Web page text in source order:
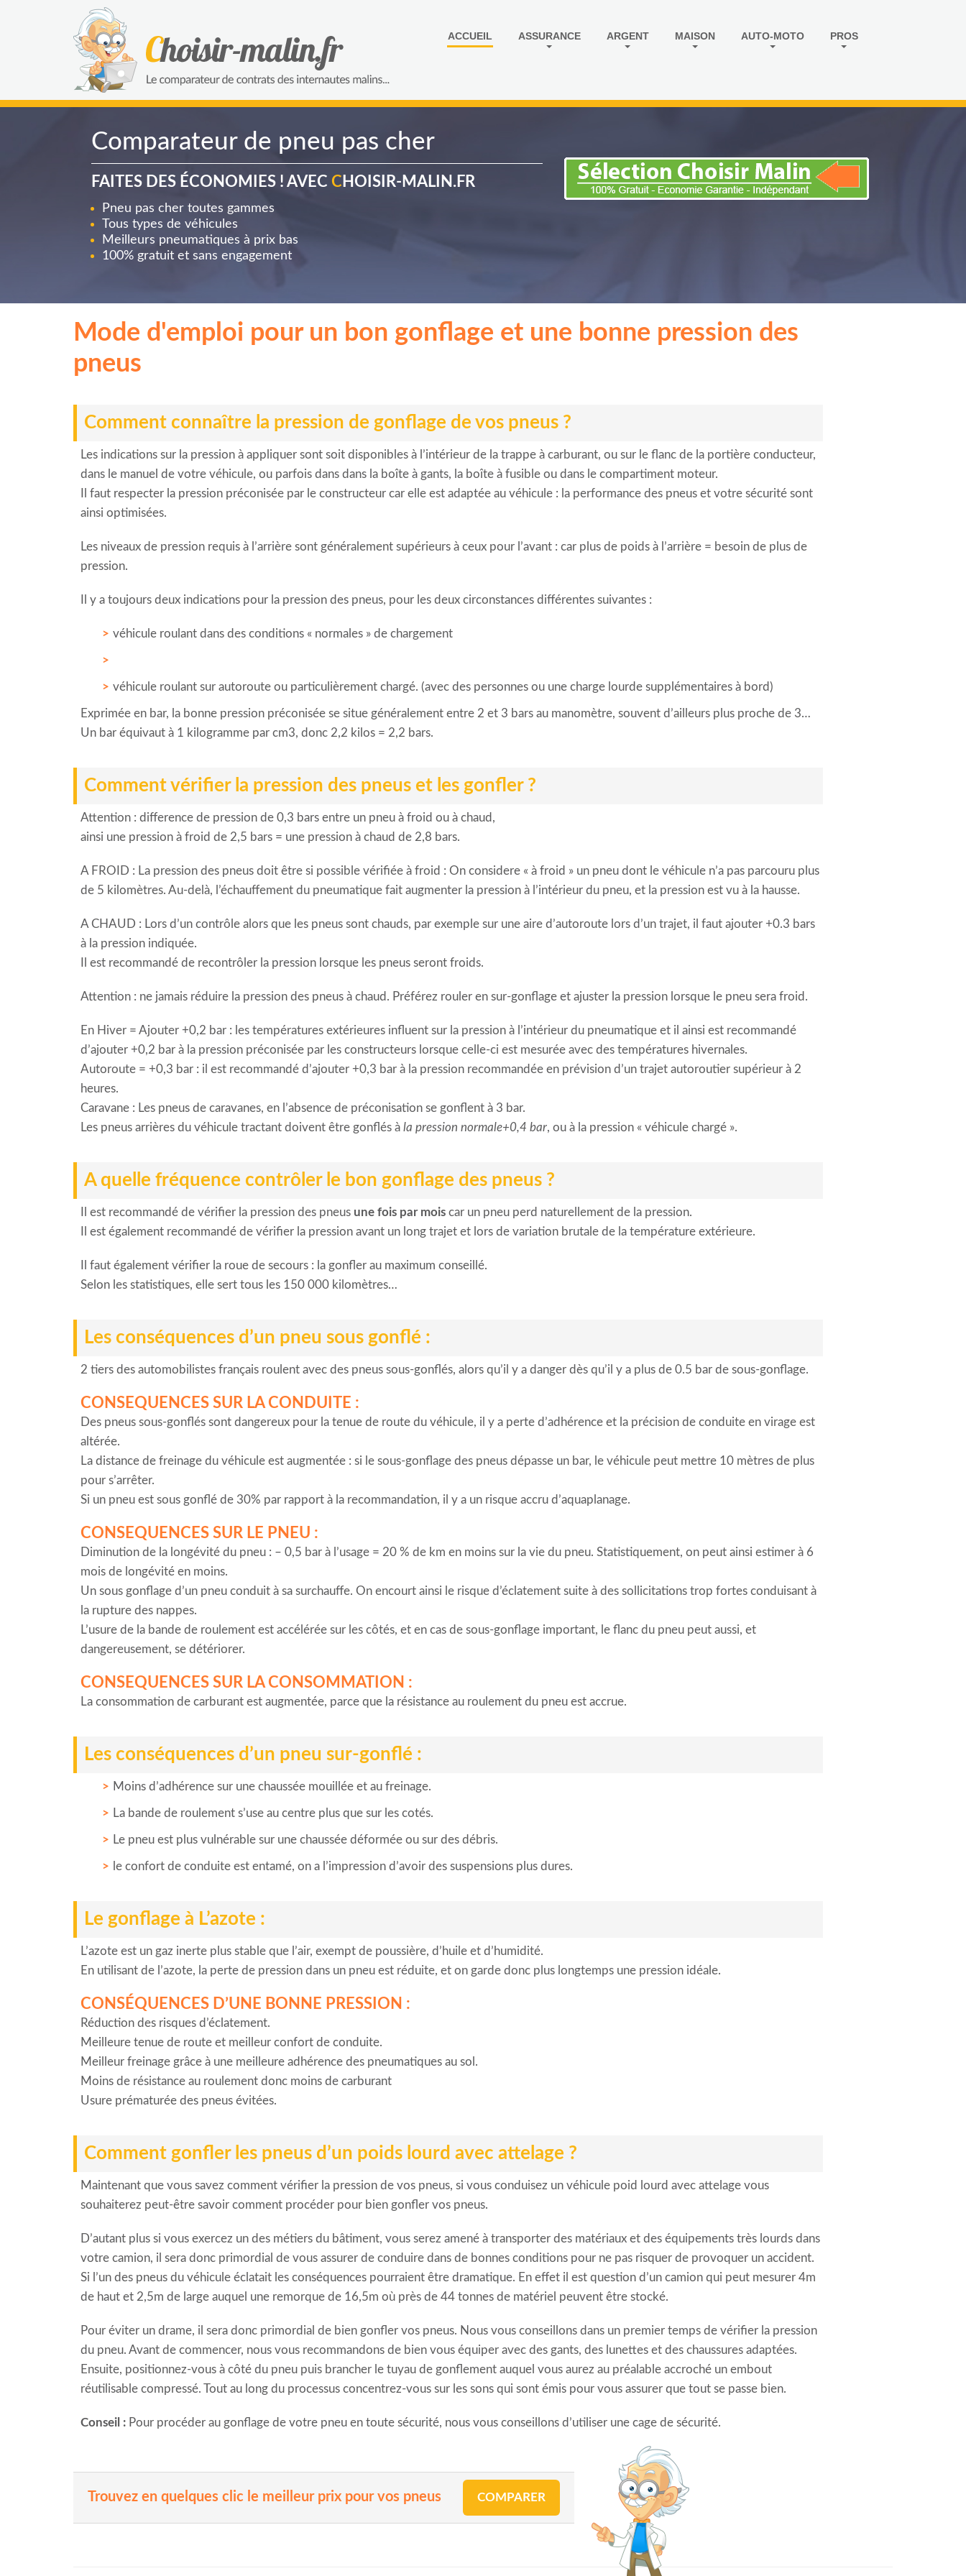
ACCUEIL ASSURANCE ARGENT MAISON AUTO-MOTO PROS
Comparateur de pneu pas cher
FAITES DES ÉCONOMIES ! AVEC C HOISIR-MALIN.FR
Pneu pas cher toutes gammes
Tous types de véhicules
Meilleurs pneumatiques à prix bas
100% gratuit et sans engagement
Mode d'emploi pour un bon gonflage et une bonne pression des
pneus
Comment connaître la pression de gonflage de vos pneus ?
Les indications sur la pression à appliquer sont soit disponibles à l’intérieur de la trappe à carburant, ou sur le flanc de la portière conducteur,
dans le manuel de votre véhicule, ou parfois dans dans la boîte à gants, la boîte à fusible ou dans le compartiment moteur.
Il faut respecter la pression préconisée par le constructeur car elle est adaptée au véhicule : la performance des pneus et votre sécurité sont
ainsi optimisées.
Les niveaux de pression requis à l’arrière sont généralement supérieurs à ceux pour l’avant : car plus de poids à l’arrière = besoin de plus de
pression.
Il y a toujours deux indications pour la pression des pneus, pour les deux circonstances différentes suivantes :
véhicule roulant dans des conditions « normales » de chargement
véhicule roulant sur autoroute ou particulièrement chargé. (avec des personnes ou une charge lourde supplémentaires à bord)
Exprimée en bar, la bonne pression préconisée se situe généralement entre 2 et 3 bars au manomètre, souvent d’ailleurs plus proche de 3…
Un bar équivaut à 1 kilogramme par cm3, donc 2,2 kilos = 2,2 bars.
Comment vérifier la pression des pneus et les gonfler ?
Attention : difference de pression de 0,3 bars entre un pneu à froid ou à chaud,
ainsi une pression à froid de 2,5 bars = une pression à chaud de 2,8 bars.
A FROID : La pression des pneus doit être si possible vérifiée à froid : On considere « à froid » un pneu dont le véhicule n’a pas parcouru plus
de 5 kilomètres. Au-delà, l’échauffement du pneumatique fait augmenter la pression à l’intérieur du pneu, et la pression est vu à la hausse.
A CHAUD : Lors d’un contrôle alors que les pneus sont chauds, par exemple sur une aire d’autoroute lors d’un trajet, il faut ajouter +0.3 bars
à la pression indiquée.
Il est recommandé de recontrôler la pression lorsque les pneus seront froids.
Attention : ne jamais réduire la pression des pneus à chaud. Préférez rouler en sur-gonflage et ajuster la pression lorsque le pneu sera froid.
En Hiver = Ajouter +0,2 bar : les températures extérieures influent sur la pression à l’intérieur du pneumatique et il ainsi est recommandé
d’ajouter +0,2 bar à la pression préconisée par les constructeurs lorsque celle-ci est mesurée avec des températures hivernales.
Autoroute = +0,3 bar : il est recommandé d’ajouter +0,3 bar à la pression recommandée en prévision d’un trajet autoroutier supérieur à 2
heures.
Caravane : Les pneus de caravanes, en l’absence de préconisation se gonflent à 3 bar.
Les pneus arrières du véhicule tractant doivent être gonflés à la pression normale+0,4 bar, ou à la pression « véhicule chargé ».
A quelle fréquence contrôler le bon gonflage des pneus ?
Il est recommandé de vérifier la pression des pneus une fois par mois car un pneu perd naturellement de la pression.
Il est également recommandé de vérifier la pression avant un long trajet et lors de variation brutale de la température extérieure.
Il faut également vérifier la roue de secours : la gonfler au maximum conseillé.
Selon les statistiques, elle sert tous les 150 000 kilomètres…
Les conséquences d’un pneu sous gonflé :
2 tiers des automobilistes français roulent avec des pneus sous-gonflés, alors qu’il y a danger dès qu’il y a plus de 0.5 bar de sous-gonflage.
CONSEQUENCES SUR LA CONDUITE :
Des pneus sous-gonflés sont dangereux pour la tenue de route du véhicule, il y a perte d’adhérence et la précision de conduite en virage est
altérée.
La distance de freinage du véhicule est augmentée : si le sous-gonflage des pneus dépasse un bar, le véhicule peut mettre 10 mètres de plus
pour s’arrêter.
Si un pneu est sous gonflé de 30% par rapport à la recommandation, il y a un risque accru d’aquaplanage.
CONSEQUENCES SUR LE PNEU :
Diminution de la longévité du pneu : – 0,5 bar à l’usage = 20 % de km en moins sur la vie du pneu. Statistiquement, on peut ainsi estimer à 6
mois de longévité en moins.
Un sous gonflage d’un pneu conduit à sa surchauffe. On encourt ainsi le risque d’éclatement suite à des sollicitations trop fortes conduisant à
la rupture des nappes.
L’usure de la bande de roulement est accélérée sur les côtés, et en cas de sous-gonflage important, le flanc du pneu peut aussi, et
dangereusement, se détériorer.
CONSEQUENCES SUR LA CONSOMMATION :
La consommation de carburant est augmentée, parce que la résistance au roulement du pneu est accrue.
Les conséquences d’un pneu sur-gonflé :
Moins d’adhérence sur une chaussée mouillée et au freinage.
La bande de roulement s’use au centre plus que sur les cotés.
Le pneu est plus vulnérable sur une chaussée déformée ou sur des débris.
le confort de conduite est entamé, on a l’impression d’avoir des suspensions plus dures.
Le gonflage à L’azote :
L’azote est un gaz inerte plus stable que l’air, exempt de poussière, d’huile et d’humidité.
En utilisant de l’azote, la perte de pression dans un pneu est réduite, et on garde donc plus longtemps une pression idéale.
CONSÉQUENCES D’UNE BONNE PRESSION :
Réduction des risques d’éclatement.
Meilleure tenue de route et meilleur confort de conduite.
Meilleur freinage grâce à une meilleure adhérence des pneumatiques au sol.
Moins de résistance au roulement donc moins de carburant
Usure prématurée des pneus évitées.
Comment gonfler les pneus d’un poids lourd avec attelage ?
Maintenant que vous savez comment vérifier la pression de vos pneus, si vous conduisez un véhicule poid lourd avec attelage vous
souhaiterez peut-être savoir comment procéder pour bien gonfler vos pneus.
D’autant plus si vous exercez un des métiers du bâtiment, vous serez amené à transporter des matériaux et des équipements très lourds dans
votre camion, il sera donc primordial de vous assurer de conduire dans de bonnes conditions pour ne pas risquer de provoquer un accident.
Si l’un des pneus du véhicule éclatait les conséquences pourraient être dramatique. En effet il est question d’un camion qui peut mesurer 4m
de haut et 2,5m de large auquel une remorque de 16,5m où près de 44 tonnes de matériel peuvent être stocké.
Pour éviter un drame, il sera donc primordial de bien gonfler vos pneus. Nous vous conseillons dans un premier temps de vérifier la pression
du pneu. Avant de commencer, nous vous recommandons de bien vous équiper avec des gants, des lunettes et des chaussures adaptées.
Ensuite, positionnez-vous à côté du pneu puis brancher le tuyau de gonflement auquel vous aurez au préalable accroché un embout
réutilisable compressé. Tout au long du processus concentrez-vous sur les sons qui sont émis pour vous assurer que tout se passe bien.
Conseil : Pour procéder au gonflage de votre pneu en toute sécurité, nous vous conseillons d’utiliser une cage de sécurité.
Trouvez en quelques clic le meilleur prix pour vos pneus COMPARER